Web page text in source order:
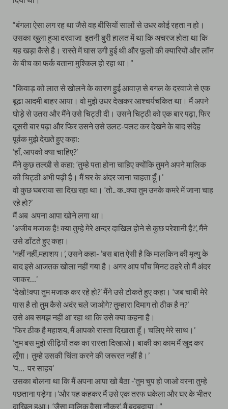
“बंगला ऐसा लग रह था जैसे वह बीसियों सालों से उधर कोई रहता न हो।
उसका खुला हुआ दरवाजा इतनी बुरी हालत में था कि अचरज होता था कि
यह खड़ा कैसे है। रास्ते में घास उगी हुई थी और फूलों की क्यारियों और लॉन
के बीच का फर्क बताना मुश्किल हो रहा था।”
“किवाड़ को लात से खोलने के कारण हुई आवाज़ से बगल के दरवाजे से एक
बूढा आदमी बाहर आया। वो मुझे उधर देखकर आश्चर्यचकित था। मैं अपने
घोड़े से उतरा और मैंने उसे चिट्ठी दी। उसने चिट्ठी को एक बार पढ़ा, फिर
दूसरी बार पढ़ा और फिर उसने उसे उलट-पलट कर देखने के बाद संदेह
पूर्वक मुझे देखते हुए कहा:
‘हाँ, आपको क्या चाहिए?’
मैंने कुछ तल्खी से कहा: ‘तुम्हे पता होना चाहिए क्योंकि तुमने अपने मालिक
की चिट्ठी अभी पढ़ी है। मैं घर के अंदर जाना चाहता हूँ।’
वो कुछ घबराया सा दिख रहा था। ‘तो.. क..क्या तुम उनके कमरे में जाना चाह
रहे हो?’
मैं अब अपना आपा खोने लगा था।
‘अजीब मजाक है! क्या तुम्हे मेरे अन्दर दाखिल होने से कुछ परेशानी है?’, मैंने
उसे डाँटते हुए कहा।
‘नहीं नहीं,महाशय।’, उसने कहा- ‘बस बात ऐसी है कि मालकिन की मृत्यु के
बाद इसे आजतक खोला नहीं गया है। अगर आप पाँच मिनट ठहरे तो मैं अंदर
जाकर…’
‘देखो!क्या तुम मजाक कर रहे हो?’ मैंने उसे टोकते हुए कहा। ‘जब चाबी मेरे
पास है तो तुम कैसे अदंर चले जाओगे? तुम्हारा दिमाग तो ठीक है न?’
उसे अब समझ नहीं आ रहा था कि उसे क्या कहना है।
‘फिर ठीक है महाशय, मैं आपको रास्ता दिखाता हूँ। चलिए मेरे साथ।’
‘तुम बस मुझे सीढ़ियों तक का रास्ता दिखाओ। बाकी का काम मैं खुद कर
लूँगा। तुम्हे उसकी चिंता करने की जरूरत नहीं है।’
‘प… पर साहब’
उसका बोलना था कि मैं अपना आपा खो बैठा -‘तुम चुप हो जाओ वरना तुम्हे
पछताना पड़ेगा।’और यह कहकर मैं उसे एक तरफ धकेला और घर के भीतर
दाखिल हुआ। ‘जैसा मालिक वैसा नौकर’, मैं बुदबुदाया।”